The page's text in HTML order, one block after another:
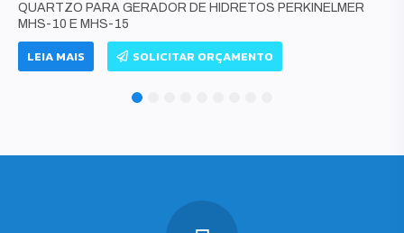
QUARTZO PARA GERADOR DE HIDRETOS PERKINELMER
MHS-10 E MHS-15
LEIA MAIS SOLICITAR ORÇAMENTO
4